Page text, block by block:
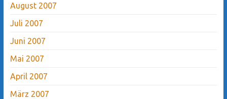
August 2007
Juli 2007
Juni 2007
Mai 2007
April 2007
März 2007